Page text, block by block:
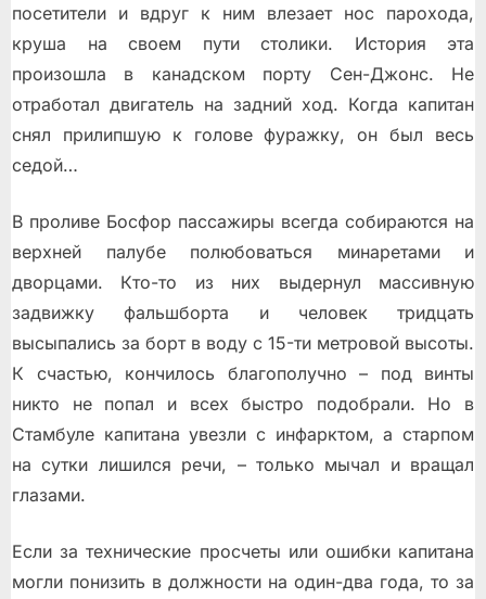
посетители и вдруг к ним влезает нос парохода,
круша на своем пути столики. История эта
произошла в канадском порту Сен-Джонс. Не
отработал двигатель на задний ход. Когда капитан
снял прилипшую к голове фуражку, он был весь
седой…
В проливе Босфор пассажиры всегда собираются на
верхней палубе полюбоваться минаретами и
дворцами. Кто-то из них выдернул массивную
задвижку фальшборта и человек тридцать
высыпались за борт в воду с 15-ти метровой высоты.
К счастью, кончилось благополучно – под винты
никто не попал и всех быстро подобрали. Но в
Стамбуле капитана увезли с инфарктом, а старпом
на сутки лишился речи, – только мычал и вращал
глазами.
Если за технические просчеты или ошибки капитана
могли понизить в должности на один-два года, то за